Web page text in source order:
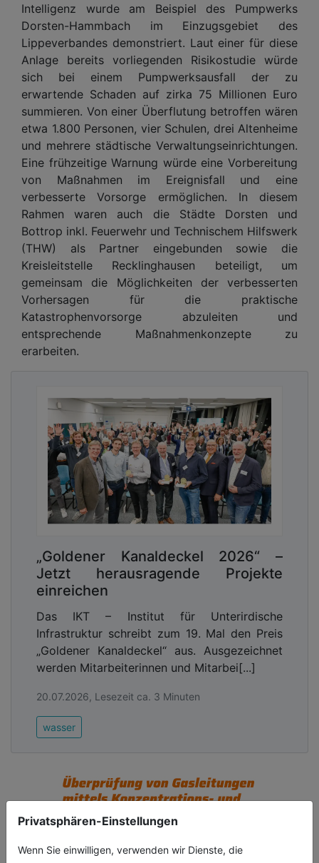
Privatsphären-Einstellungen
Wenn Sie einwilligen, verwenden wir Dienste, die
Intelligenz wurde am Beispiel des Pumpwerks
Dorsten-Hammbach im Einzugsgebiet des
Lippeverbandes demonstriert. Laut einer für diese
Anlage bereits vorliegenden Risikostudie würde
sich bei einem Pumpwerksausfall der zu
erwartende Schaden auf zirka 75 Millionen Euro
summieren. Von einer Überflutung betroffen wären
etwa 1.800 Personen, vier Schulen, drei Altenheime
und mehrere städtische Verwaltungseinrichtungen.
Eine frühzeitige Warnung würde eine Vorbereitung
von Maßnahmen im Ereignisfall und eine
verbesserte Vorsorge ermöglichen. In diesem
Rahmen waren auch die Städte Dorsten und
Bottrop inkl. Feuerwehr und Technischem Hilfswerk
(THW) als Partner eingebunden sowie die
Kreisleitstelle Recklinghausen beteiligt, um
gemeinsam die Möglichkeiten der verbesserten
Vorhersagen für die praktische
Katastrophenvorsorge abzuleiten und
entsprechende Maßnahmenkonzepte zu
erarbeiten.
„Goldener Kanaldeckel 2026“ –
Jetzt herausragende Projekte
einreichen
Das IKT – Institut für Unterirdische
Infrastruktur schreibt zum 19. Mal den Preis
„Goldener Kanaldeckel“ aus. Ausgezeichnet
werden Mitarbeiterinnen und Mitarbei[...]
20.07.2026, Lesezeit ca. 3 Minuten
wasser